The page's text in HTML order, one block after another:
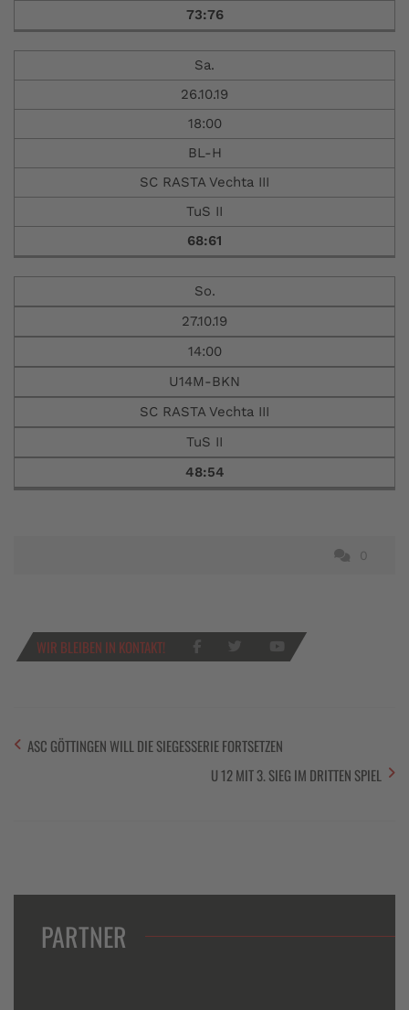
73:76
Sa.
26.10.19
18:00
BL-H
SC RASTA Vechta III
TuS II
68:61
So.
27.10.19
14:00
U14M-BKN
SC RASTA Vechta III
TuS II
48:54
0
WIR BLEIBEN IN KONTAKT!
ASC GÖTTINGEN WILL DIE SIEGESSERIE FORTSETZEN
U 12 MIT 3. SIEG IM DRITTEN SPIEL
PARTNER